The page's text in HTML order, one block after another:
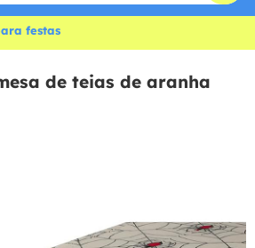
festas
de teias de aranha